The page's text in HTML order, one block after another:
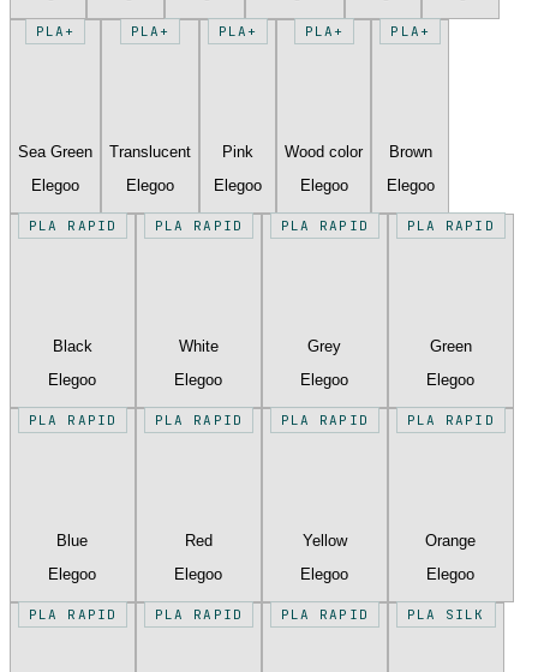
PLA+
Sea Green
Elegoo
PLA+
Translucent
Elegoo
PLA+
Pink
Elegoo
PLA+
Wood color
Elegoo
PLA+
Brown
Elegoo
PLA RAPID
Black
Elegoo
PLA RAPID
White
Elegoo
PLA RAPID
Grey
Elegoo
PLA RAPID
Green
Elegoo
PLA RAPID
Blue
Elegoo
PLA RAPID
Red
Elegoo
PLA RAPID
Yellow
Elegoo
PLA RAPID
Orange
Elegoo
PLA RAPID PLA RAPID PLA RAPID PLA SILK